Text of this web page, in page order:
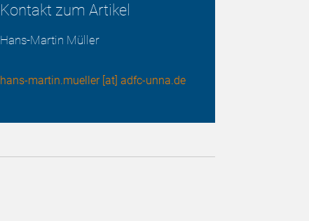
Kontakt zum Artikel
Hans-Martin Müller
hans-martin.mueller [at] adfc-unna.de